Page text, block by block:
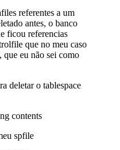
referentes a um
antes, o banco
ficou referencias
que no meu caso
eu não sei como
deletar o tablespace
contents
spfile